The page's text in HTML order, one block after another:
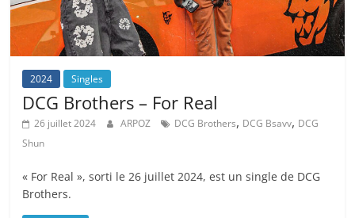
2024 Singles
DCG Brothers – For Real
26 juillet 2024 ARPOZ DCG Brothers, DCG Bsavv, DCG
Shun
« For Real », sorti le 26 juillet 2024, est un single de DCG
Brothers.